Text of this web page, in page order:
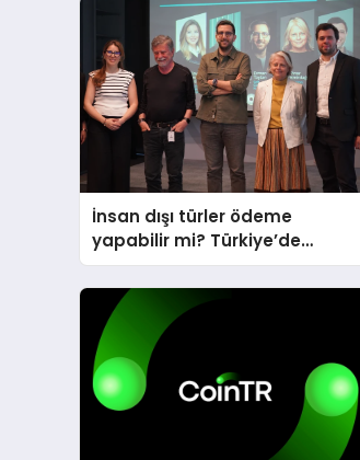
İnsan dışı türler ödeme
yapabilir mi? Türkiye’de
“Türler Arası Para” tartışmaya
açılıyor